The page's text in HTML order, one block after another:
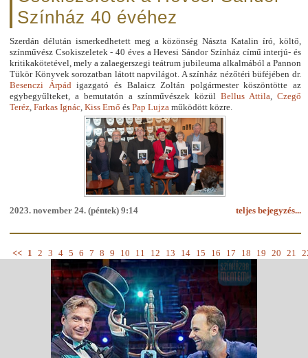
Színház 40 évéhez
Szerdán délután ismerkedhetett meg a közönség Nászta Katalin író, költő,
színművész Csokiszeletek - 40 éves a Hevesi Sándor Színház című interjú- és
kritikakötetével, mely a zalaegerszegi teátrum jubileuma alkalmából a Pannon
Tükör Könyvek sorozatban látott napvilágot. A színház nézőtéri büféjében dr.
Besenczi Árpádigazgató és Balaicz Zoltán polgármester köszöntötte az
egybegyűlteket, a bemutatón a színművészek közül Bellus Attila, Czegő
Teréz, Farkas Ignác, Kiss Ernő és Pap Lujza működött közre.
teljes bejegyzés...
2023. november 24. (péntek) 9:14
<< 1 2 3 4 5 6 7 8 9 10 11 12 13 14 15 16 17 18 19 20 21